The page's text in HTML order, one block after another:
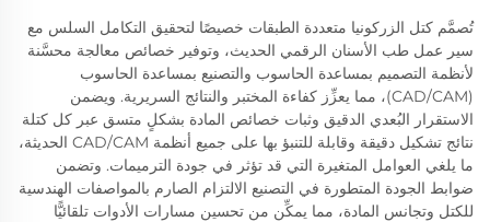
تُصمَّم كتل الزركونيا متعددة الطبقات خصيصًا لتحقيق التكامل السلس مع
سير عمل طب الأسنان الرقمي الحديث، وتوفير خصائص معالجة محسَّنة
لأنظمة التصميم بمساعدة الحاسوب والتصنيع بمساعدة الحاسوب
(CAD/CAM)، مما يعزِّز كفاءة المختبر والنتائج السريرية. ويضمن
الاستقرار البُعدي الدقيق وثبات خصائص المادة بشكلٍ متسق عبر كل كتلة
نتائج تشكيل دقيقة وقابلة للتنبؤ بها على جميع أنظمة CAD/CAM الحديثة،
ما يلغي العوامل المتغيرة التي قد تؤثر في جودة الترميمات. وتضمن
ضوابط الجودة المتطورة في التصنيع الالتزام الصارم بالمواصفات الهندسية
للكتل وتجانس المادة، مما يمكِّن من تحسين مسارات الأدوات تلقائيًّا